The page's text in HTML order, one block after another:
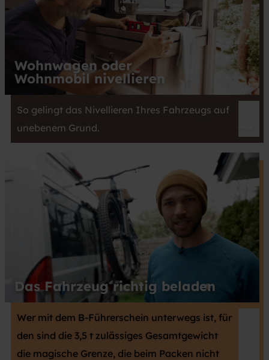
Wohnwagen oder
Wohnmobil nivellieren
So gelingt das Nivellieren Ihres Fahrzeugs auf
unebenem Grund.
Das Fahrzeug richtig beladen
Wer mit dem B-Führerschein unterwegs ist, für
den sind die 3,5 t zulässiges Gesamtgewicht
die magische Grenze, die beim Packen nicht